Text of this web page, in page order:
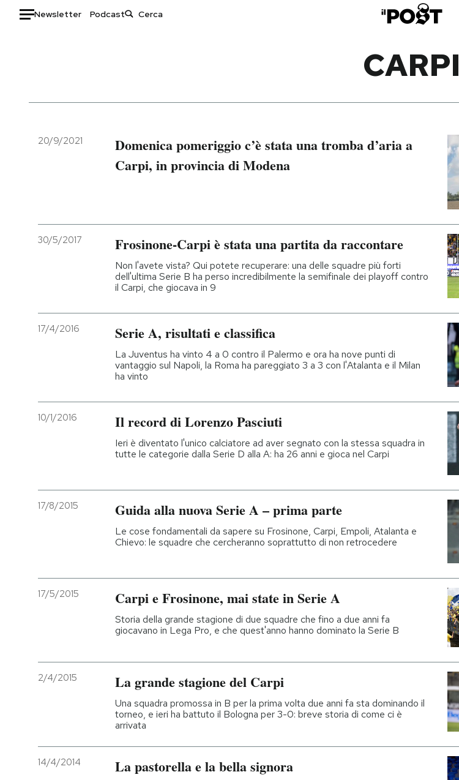
Newsletter Podcast
Italia
Politica
Economia
Sport
Moda
Storie/Idee
Ok Boomer!
Altrecose
Mondiali calcio 2026
I MIEI PREFERITI
SHOP
AREA PERSONALE
CARPI
20/9/2021
Domenica pomeriggio c’è stata una tromba d’aria a
Carpi, in provincia di Modena
30/5/2017 Frosinone-Carpi è stata una partita da raccontare
Non l'avete vista? Qui potete recuperare: una delle squadre più forti
dell'ultima Serie B ha perso incredibilmente la semifinale dei playoff contro
il Carpi, che giocava in 9
17/4/2016 Serie A, risultati e classifica
La Juventus ha vinto 4 a 0 contro il Palermo e ora ha nove punti di
vantaggio sul Napoli, la Roma ha pareggiato 3 a 3 con l'Atalanta e il Milan
ha vinto
10/1/2016 Il record di Lorenzo Pasciuti
Ieri è diventato l'unico calciatore ad aver segnato con la stessa squadra in
tutte le categorie dalla Serie D alla A: ha 26 anni e gioca nel Carpi
17/8/2015 Guida alla nuova Serie A – prima parte
Le cose fondamentali da sapere su Frosinone, Carpi, Empoli, Atalanta e
Chievo: le squadre che cercheranno soprattutto di non retrocedere
17/5/2015 Carpi e Frosinone, mai state in Serie A
Storia della grande stagione di due squadre che fino a due anni fa
giocavano in Lega Pro, e che quest'anno hanno dominato la Serie B
2/4/2015 La grande stagione del Carpi
Una squadra promossa in B per la prima volta due anni fa sta dominando il
torneo, e ieri ha battuto il Bologna per 3-0: breve storia di come ci è
arrivata
14/4/2014 La pastorella e la bella signora